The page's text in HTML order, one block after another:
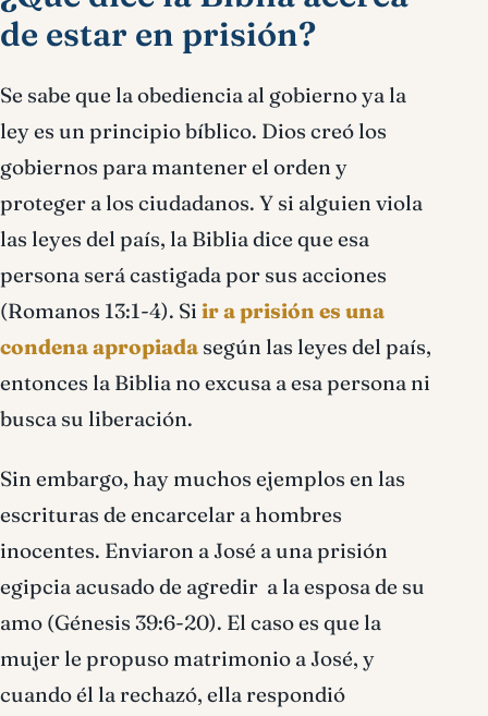
de estar en prisión?
Se sabe que la obediencia al gobierno ya la
ley es un principio bíblico. Dios creó los
gobiernos para mantener el orden y
proteger a los ciudadanos. Y si alguien viola
las leyes del país, la Biblia dice que esa
persona será castigada por sus acciones
(Romanos 13:1-4). Si ir a prisión es una
condena apropiada según las leyes del país,
entonces la Biblia no excusa a esa persona ni
busca su liberación.
Sin embargo, hay muchos ejemplos en las
escrituras de encarcelar a hombres
inocentes. Enviaron a José a una prisión
egipcia acusado de agredir a la esposa de su
amo (Génesis 39:6-20). El caso es que la
mujer le propuso matrimonio a José, y
cuando él la rechazó, ella respondió